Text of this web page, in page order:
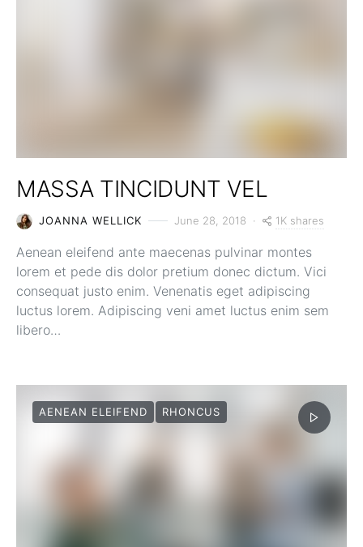
MASSA TINCIDUNT VEL
JOANNA WELLICK June 28, 2018 1K shares
Aenean eleifend ante maecenas pulvinar montes
lorem et pede dis dolor pretium donec dictum. Vici
consequat justo enim. Venenatis eget adipiscing
luctus lorem. Adipiscing veni amet luctus enim sem
libero…
AENEAN ELEIFEND RHONCUS